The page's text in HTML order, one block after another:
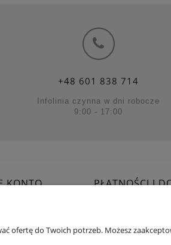
+48 601 838 714
Infolinia czynna w dni robocze
9:00 - 17:00
KONTO
plików cookies
PŁATNOŚCI I
Czas realizacji
ofertę do Twoich potrzeb. Możesz